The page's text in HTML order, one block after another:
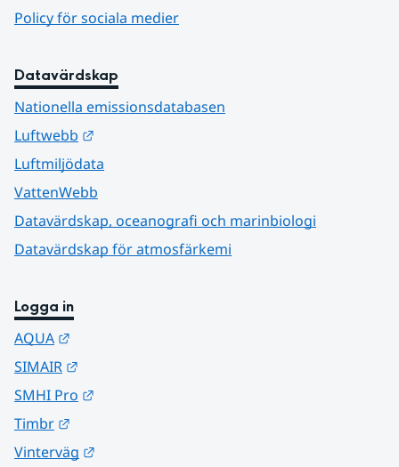
Policy för sociala medier
Datavärdskap
Nationella emissionsdatabasen
Luftwebb
Luftmiljödata
VattenWebb
Datavärdskap, oceanografi och marinbiologi
Datavärdskap för atmosfärkemi
Logga in
AQUA
SIMAIR
SMHI Pro
Timbr
Vinterväg